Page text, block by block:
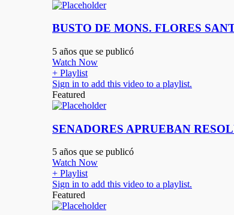
BUSTO DE MONS. FLORES
5 años que se publicó
Watch Now
+ Playlist
Sign in to add this video to a playlist.
Featured
SENADORES APRUEBAN
5 años que se publicó
Watch Now
+ Playlist
Sign in to add this video to a playlist.
Featured